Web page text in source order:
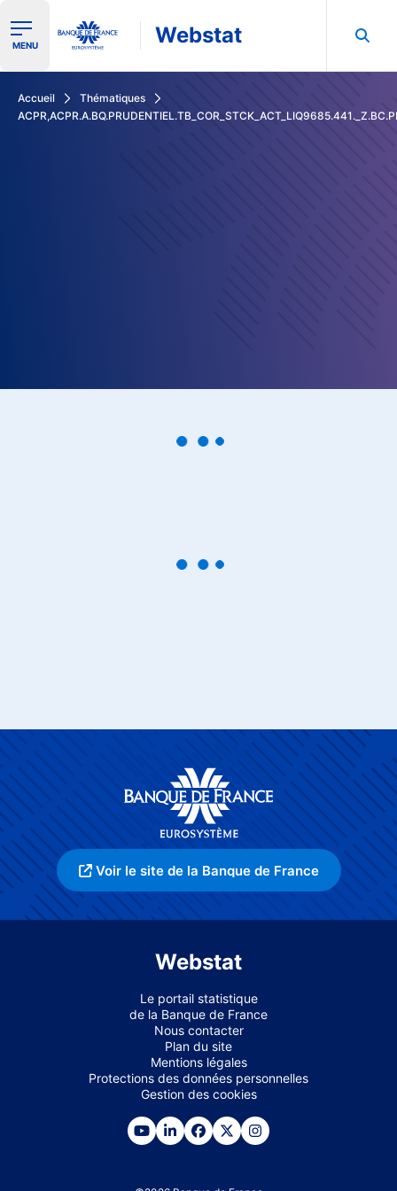
Ouvrir le menu de navigation
MENU Webstat
Accueil
Thématiques
Voir le site de la Banque de France
Webstat
Le portail statistique
de la Banque de France
Nous contacter
Plan du site
Mentions légales
Protections des données personnelles
Gestion des cookies